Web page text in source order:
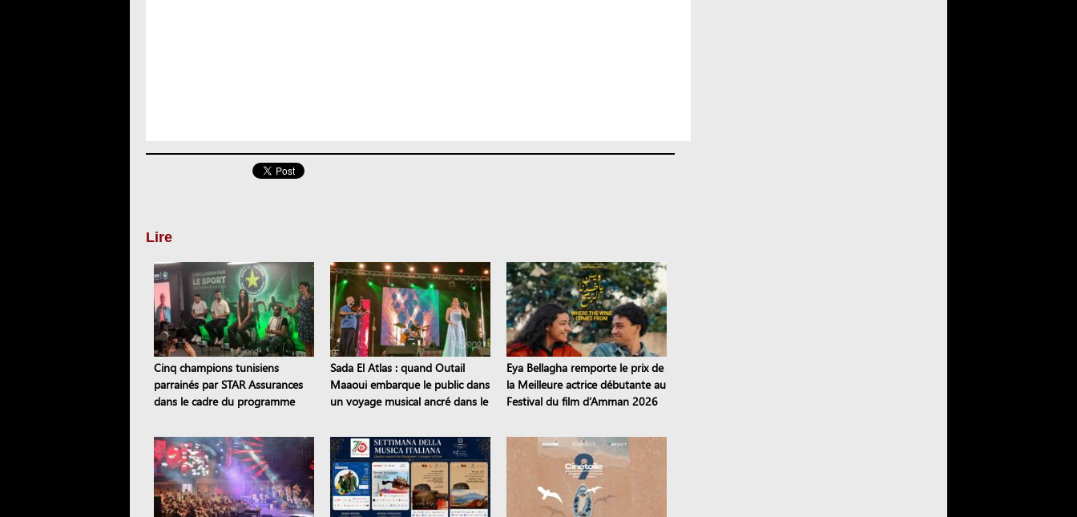
Lire
Cinq champions tunisiens
parrainés par STAR Assurances
dans le cadre du programme
Sada El Atlas : quand Outail
Maaoui embarque le public dans
un voyage musical ancré dans le
Eya Bellagha remporte le prix de
la Meilleure actrice débutante au
Festival du film d’Amman 2026